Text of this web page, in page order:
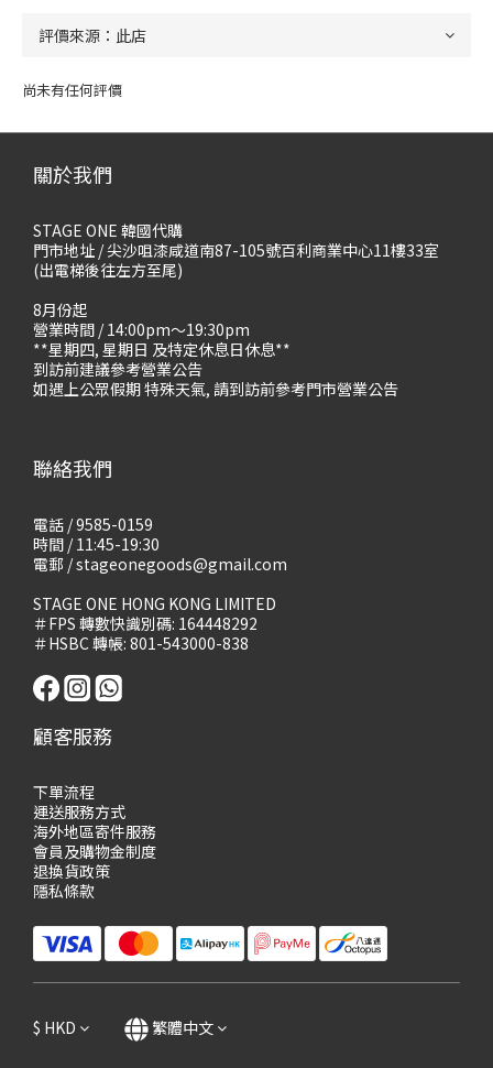
尚未有任何評價
關於我們
STAGE ONE 韓國代購
門市地址 / 尖沙咀漆咸道南87-105號百利商業中心11樓33室
(出電梯後往左方至尾)
8月份起
營業時間 / 14:00pm～19:30pm
**星期四, 星期日 及特定休息日休息**
到訪前建議參考營業公告
如遇上公眾假期 特殊天氣, 請到訪前參考門市營業公告
聯絡我們
電話 / 9585-0159
時間 / 11:45-19:30
電郵 / stageonegoods@gmail.com
STAGE ONE HONG KONG LIMITED
＃FPS 轉數快識別碼: 164448292
＃HSBC 轉帳: 801-543000-838
顧客服務
下單流程
運送服務方式
海外地區寄件服務
會員及購物金制度
退換貨政策
隱私條款
$ HKD 繁體中文